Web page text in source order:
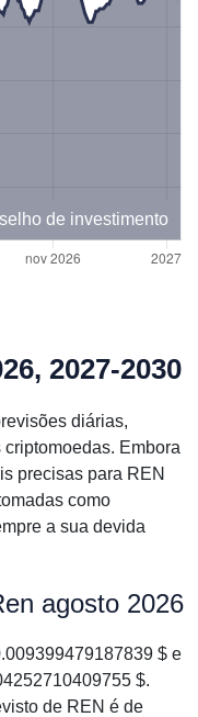
de investimento
2027-2030
diárias,
Embora
precisas para REN
como
a sua devida
agosto 2026
$ e
$.
de REN é de